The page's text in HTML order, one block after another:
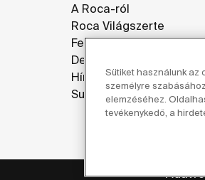
A Roca-ról
Roca Világszerte
Fenntarthatóság
Design És Innováció
Hírek
Suppliers
Sütiket használunk az
személyre
elemzéséhez.
tevékenykedő, a